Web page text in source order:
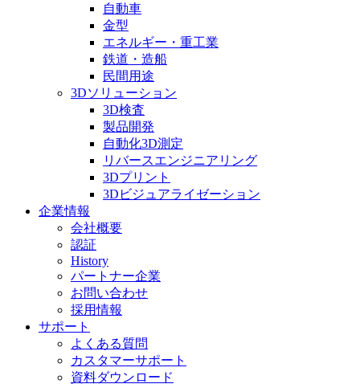
自動車
金型
エネルギー・重工業
鉄道・造船
民間用途
3Dソリューション
3D検査
製品開発
自動化3D測定
リバースエンジニアリング
3Dプリント
3Dビジュアライゼーション
企業情報
会社概要
認証
History
パートナー企業
お問い合わせ
採用情報
サポート
よくある質問
カスタマーサポート
資料ダウンロード